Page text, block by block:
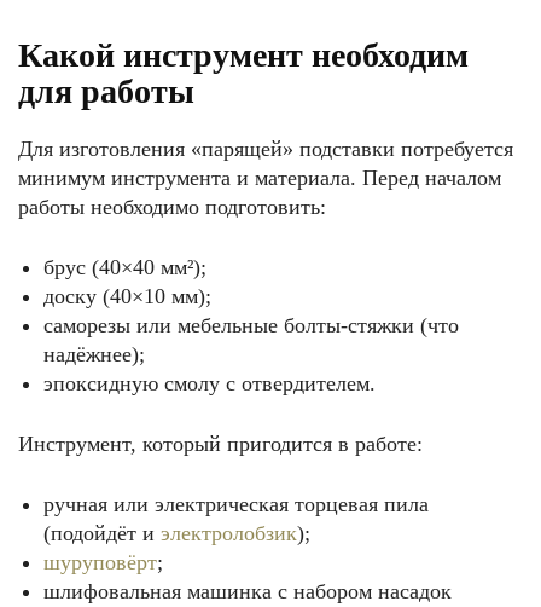
Какой инструмент необходим
для работы
Для изготовления «парящей» подставки потребуется
минимум инструмента и материала. Перед началом
работы необходимо подготовить:
брус (40×40 мм²);
доску (40×10 мм);
саморезы или мебельные болты-стяжки (что
надёжнее);
эпоксидную смолу с отвердителем.
Инструмент, который пригодится в работе:
ручная или электрическая торцевая пила
(подойдёт и электролобзик);
шуруповёрт;
шлифовальная машинка с набором насадок